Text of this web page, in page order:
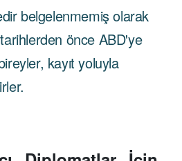
belgelenmemiş olarak
önce ABD'ye
kayıt yoluyla